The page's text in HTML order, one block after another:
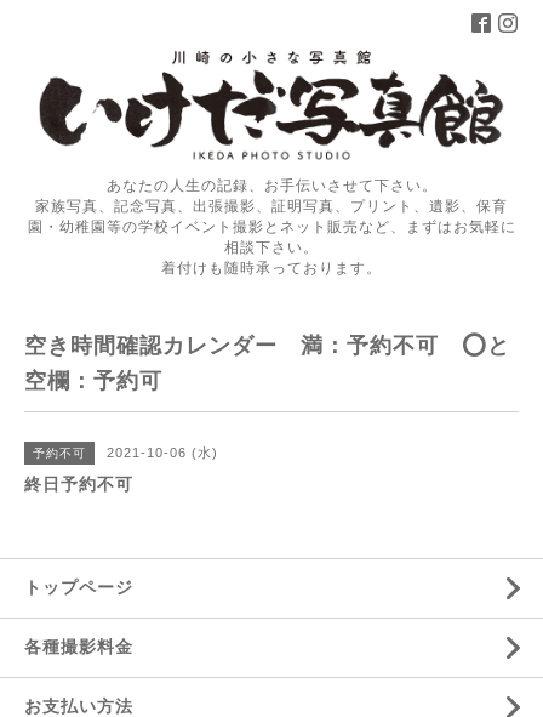
あなたの人生の記録、お手伝いさせて下さい。
家族写真、記念写真、出張撮影、証明写真、プリント、遺影、保育
園・幼稚園等の学校イベント撮影とネット販売など、まずはお気軽に
相談下さい。
着付けも随時承っております。
空き時間確認カレンダー 満：予約不可 ⭕️と
空欄：予約可
予約不可 2021-10-06 (水)
終日予約不可
トップページ
各種撮影料金
お支払い方法